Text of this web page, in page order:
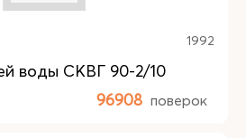
1992
воды СКВГ 90-2/10
96908 поверок